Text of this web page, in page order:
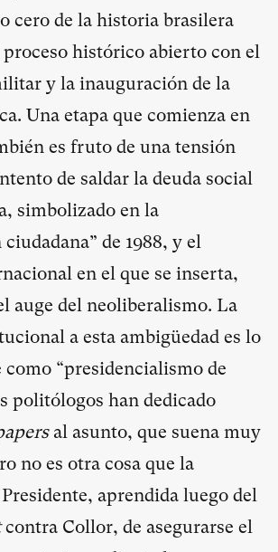
cero de la historia brasilera
histórico abierto con el
y la inauguración de la
Una etapa que comienza en
es fruto de una tensión
de saldar la deuda social
simbolizado en la
de 1988, y el
en el que se inserta,
auge del neoliberalismo. La
a esta ambigüedad es lo
como “presidencialismo de
politólogos han dedicado
al asunto, que suena muy
no es otra cosa que la
aprendida luego del
contra Collor, de asegurarse el